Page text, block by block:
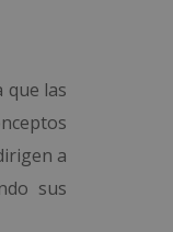
que las
a
sus